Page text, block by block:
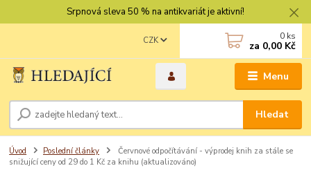
Srpnová sleva 50 % na antikvariát je aktivní!
Menu
CZK
Hledat
0 ks
za 0,00 Kč
Úvod Poslední články
Červnové odpočítávání - výprodej knih za stále se
snižující ceny od 29 do 1 Kč za knihu (aktualizováno)